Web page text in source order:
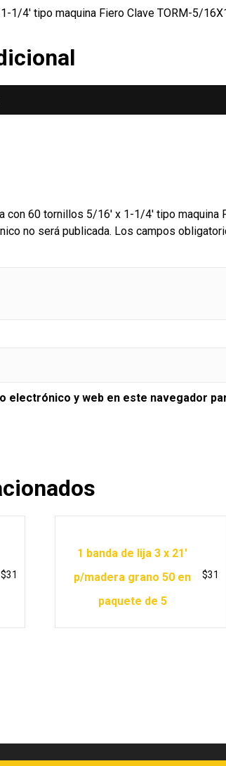
1/4′ tipo maquina Fiero Clave TORM-5/
con 60 tornillos 5/16′ x 1-1/4′ tipo maquina
no será publicada. Los campos
electrónico y web en este navegador
$31
1 banda de lija 3 x 21′
p/madera grano 50 en
paquete de 5
$31